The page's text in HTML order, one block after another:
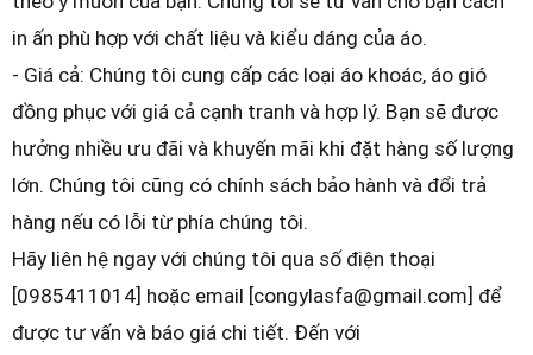
in ấn phù hợp với chất liệu và kiểu dáng của áo.
- Giá cả: Chúng tôi cung cấp các loại áo khoác, áo gió
đồng phục với giá cả cạnh tranh và hợp lý. Bạn sẽ được
hưởng nhiều ưu đãi và khuyến mãi khi đặt hàng số lượng
lớn. Chúng tôi cũng có chính sách bảo hành và đổi trả
hàng nếu có lỗi từ phía chúng tôi.
Hãy liên hệ ngay với chúng tôi qua số điện thoại
[0985411014] hoặc email [congylasfa@gmail.com] để
được tư vấn và báo giá chi tiết. Đến với